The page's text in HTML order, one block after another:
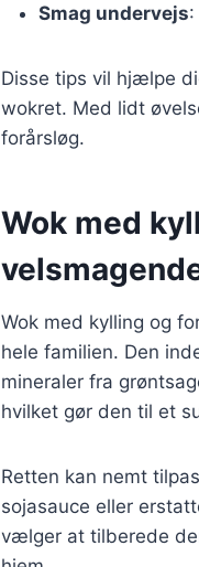
Smag undervejs
Disse tips vil hjælpe
wokret. Med lidt
forårsløg.
Wok med
Wok med kylling og
hele familien. Den
mineraler fra
hvilket gør den til et
Retten kan nemt
sojasauce eller
vælger at tilberede